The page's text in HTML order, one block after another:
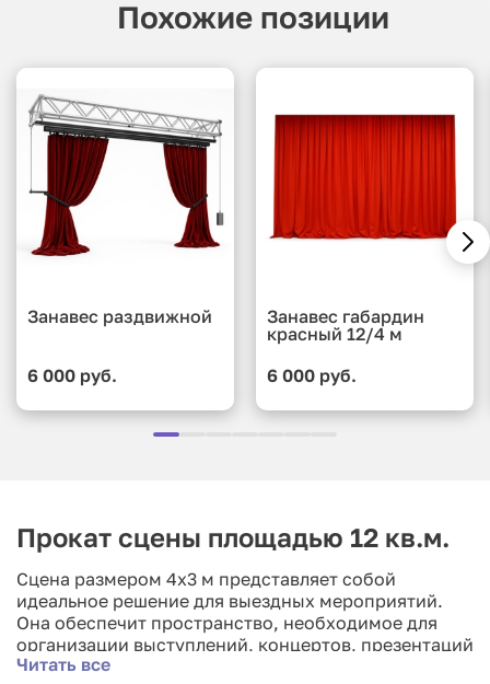
Похожие позиции
Занавес раздвижной
6 000 руб.
Занавес габардин
красный 12/4 м
6 000 руб.
Прокат сцены площадью 12 кв.м.
Сцена размером 4x3 м представляет собой
идеальное решение для выездных мероприятий.
Она обеспечит пространство, необходимое для
организации выступлений, концертов, презентаций
и других событий. Сцена имеет прочную
Читать все